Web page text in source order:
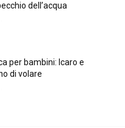
dell’acqua
per bambini: Icaro e
di volare